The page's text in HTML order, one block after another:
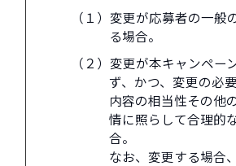
（１）変更が応募者の一般
る場合。
（２）変更が本キャンペー
ず、かつ、変更の必
内容の相当性その他
情に照らして合理的
合。
なお、変更する場合